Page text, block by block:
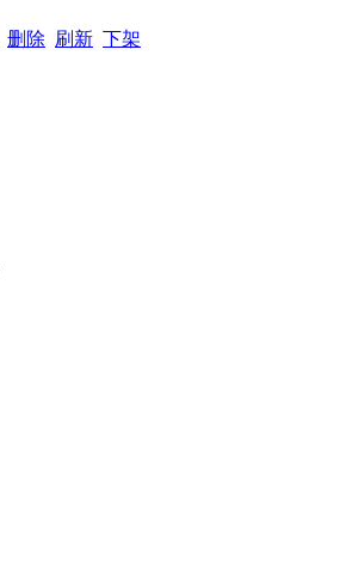
删除 刷新 下架